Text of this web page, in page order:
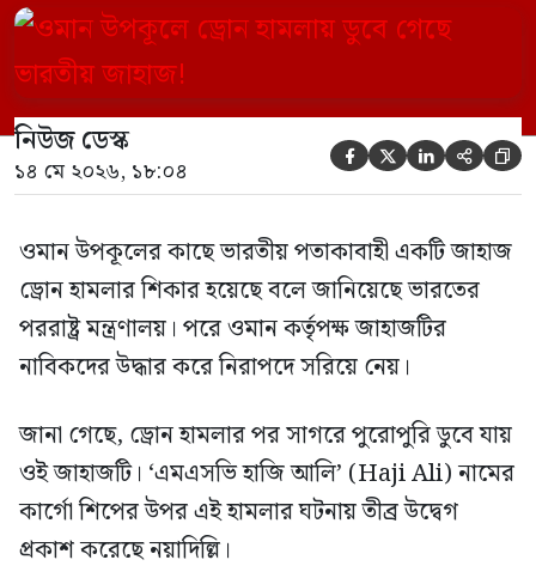
পর সাগরে পুরোপুরি ডুবে যায় ওই জাহাজটি।
‘এমএসভি হাজি আলি’ (Haji Ali) নামের
কার্গো শিপের উপর এই হামলার ঘটনায় তীব্র
উদ্বেগ প্রকাশ করেছে নয়াদিল্লি। প্রাথমিক […]
নিউজ ডেস্ক
১৪ মে ২০২৬, ১৮:০৪     
ওমান উপকূলের কাছে ভারতীয় পতাকাবাহী একটি জাহাজ
ড্রোন হামলার শিকার হয়েছে বলে জানিয়েছে ভারতের
পররাষ্ট্র মন্ত্রণালয়। পরে ওমান কর্তৃপক্ষ জাহাজটির
নাবিকদের উদ্ধার করে নিরাপদে সরিয়ে নেয়।
জানা গেছে, ড্রোন হামলার পর সাগরে পুরোপুরি ডুবে যায়
ওই জাহাজটি। ‘এমএসভি হাজি আলি’ (Haji Ali) নামের
কার্গো শিপের উপর এই হামলার ঘটনায় তীব্র উদ্বেগ
প্রকাশ করেছে নয়াদিল্লি।